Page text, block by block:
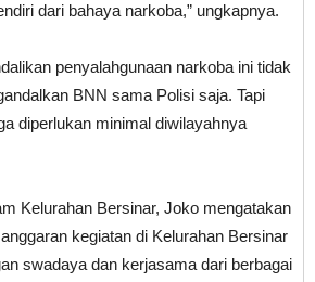
dari bahaya narkoba,” ungkapnya.
penyalahgunaan narkoba ini tidak
BNN sama Polisi saja. Tapi
diperlukan minimal diwilayahnya
Kelurahan Bersinar, Joko mengatakan
kegiatan di Kelurahan Bersinar
swadaya dan kerjasama dari berbagai